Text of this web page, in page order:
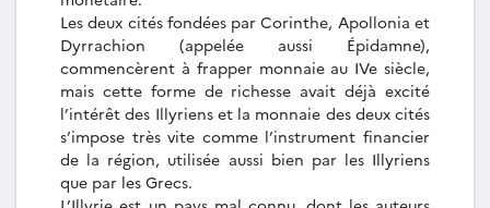
Les deux cités fondées par Corinthe, Apollonia et
Dyrrachion (appelée aussi Épidamne),
commencèrent à frapper monnaie au IVe siècle,
mais cette forme de richesse avait déjà excité
l’intérêt des Illyriens et la monnaie des deux cités
s’impose très vite comme l’instrument financier
de la région, utilisée aussi bien par les Illyriens
que par les Grecs.